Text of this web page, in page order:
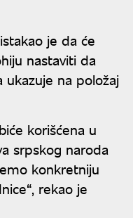
je da će
nastaviti da
na položaj
korišćena u
srpskog naroda
konkretniju
rekao je